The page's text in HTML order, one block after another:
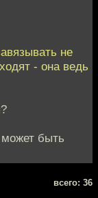
не
- она ведь
быть
всего: 36